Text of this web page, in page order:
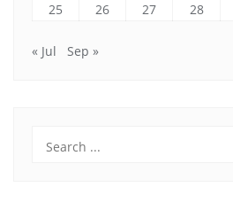
25
26 27 28
« Jul Sep »